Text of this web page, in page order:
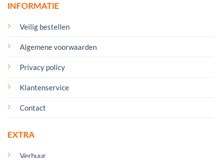
INFORMATIE
Veilig bestellen
Algemene voorwaarden
Privacy policy
Klantenservice
Contact
EXTRA
Verhuur